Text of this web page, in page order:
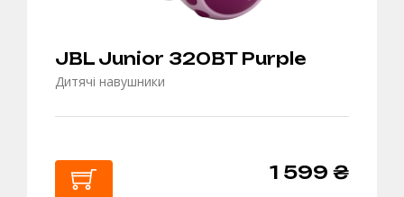
JBL Junior 320BT Purple
Дитячі навушники
1 599 ₴